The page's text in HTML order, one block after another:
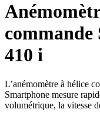
commande
410 i
L’anémomètre à hélice
Smartphone mesure
volumétrique, la vitesse